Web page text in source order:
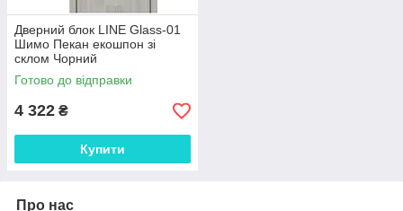
Дверний блок LINE Glass-01
Шимо Пекан екошпон зі
склом Чорний
Готово до відправки
4 322 ₴
Купити
Про нас